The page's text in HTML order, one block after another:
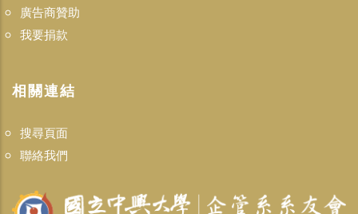
廣告商贊助
我要捐款
相關連結
搜尋頁面
聯絡我們